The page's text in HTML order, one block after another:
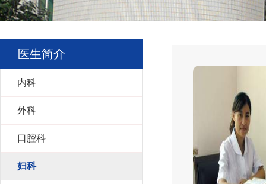
医生简介
内科
外科
口腔科
妇科